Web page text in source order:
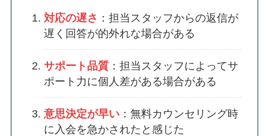
対応の遅さ ：担当スタッフからの返信が
遅く回答が的外れな場合がある
サポート品質：担当スタッフによってサ
ポート力に個人差がある場合がある
意思決定が早い：無料カウンセリング時
に入会を急かされたと感じた